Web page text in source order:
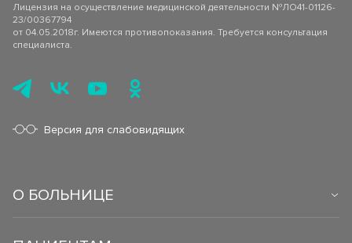
Лицензия на осуществление медицинской деятельности №ЛО41-01126-
23/00367794
от 04.05.2018г. Имеются противопоказания. Требуется консультация
специалиста.
Версия для слабовидящих
О БОЛЬНИЦЕ